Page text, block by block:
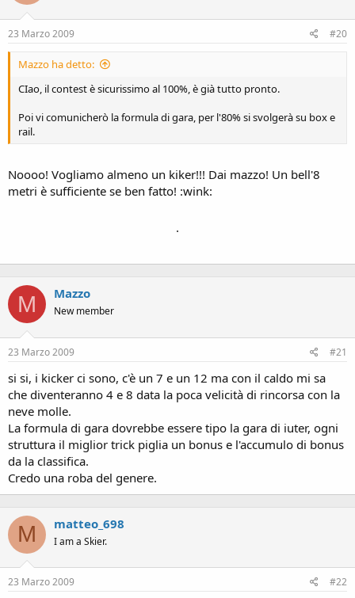
23 Marzo 2009 #20
Mazzo ha detto:
CIao, il contest è sicurissimo al 100%, è già tutto pronto.
Poi vi comunicherò la formula di gara, per l'80% si svolgerà su box e
rail.
Noooo! Vogliamo almeno un kiker!!! Dai mazzo! Un bell'8
metri è sufficiente se ben fatto! :wink:
.
M Mazzo
New member
23 Marzo 2009 #21
si si, i kicker ci sono, c'è un 7 e un 12 ma con il caldo mi sa
che diventeranno 4 e 8 data la poca velicità di rincorsa con la
neve molle.
La formula di gara dovrebbe essere tipo la gara di iuter, ogni
struttura il miglior trick piglia un bonus e l'accumulo di bonus
da la classifica.
Credo una roba del genere.
M matteo_698
I am a Skier.
23 Marzo 2009 #22